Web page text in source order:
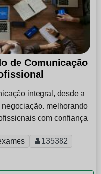
de Comunicação
integral, desde a
melhorando
com confiança
👤135382